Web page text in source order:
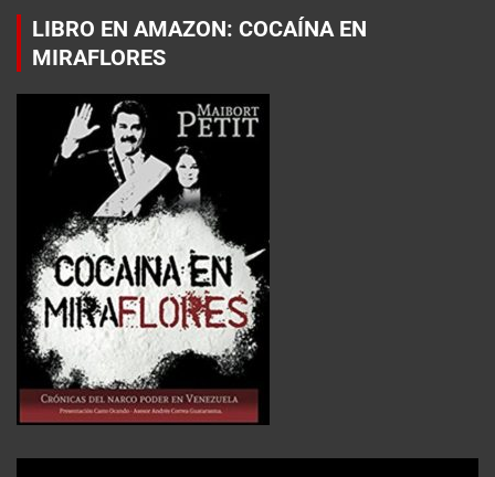
LIBRO EN AMAZON: COCAÍNA EN
MIRAFLORES